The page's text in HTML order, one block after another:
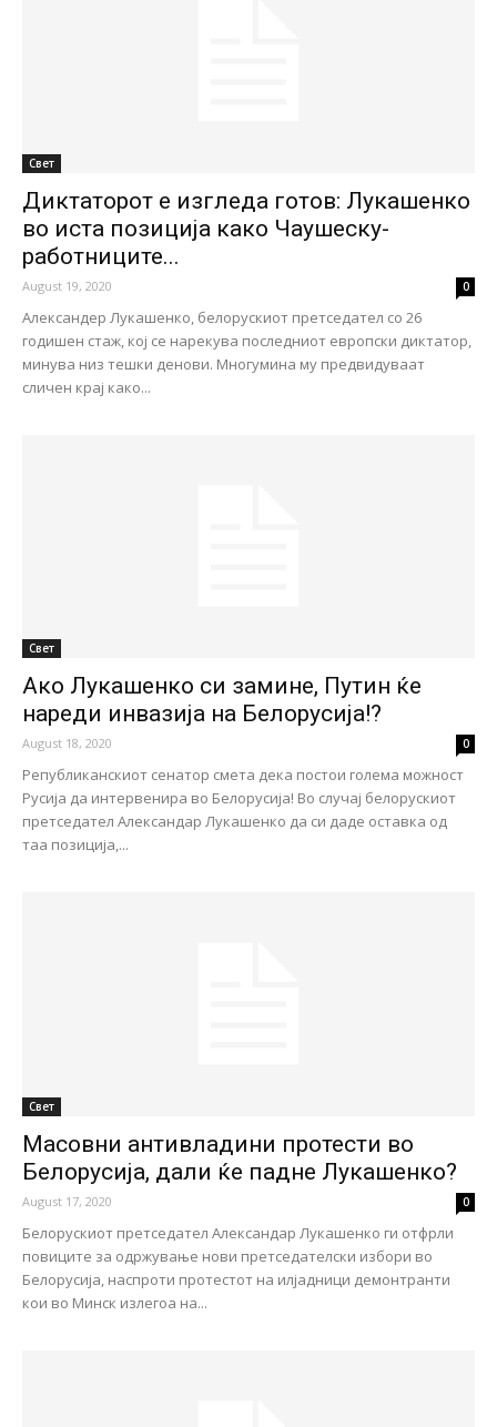
Свет
Диктаторот е изгледа готов: Лукашенко
во иста позиција како Чаушеску-
работниците...
August 19, 2020 0
Александер Лукашенко, белорускиот претседател со 26
годишен стаж, кој се нарекува последниот европски диктатор,
минува низ тешки денови. Многумина му предвидуваат
сличен крај како...
Свет
Ако Лукашенко си замине, Путин ќе
нареди инвазија на Белорусија!?
August 18, 2020 0
Републиканскиот сенатор смета дека постои голема можност
Русија да интервенира во Белорусија! Во случај белорускиот
претседател Александар Лукашенко да си даде оставка од
таа позиција,...
Свет
Масовни антивладини протести во
Белорусија, дали ќе падне Лукашенко?
August 17, 2020 0
Белорускиот претседател Александар Лукашенко ги отфрли
повиците за одржување нови претседателски избори во
Белорусија, наспроти протестот на илјадници демонтранти
кои во Минск излегоа на...